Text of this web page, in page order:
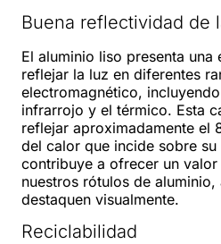
Buena reflectividad de
El aluminio liso presenta
reflejar la luz en diferentes
electromagnético,
infrarrojo y el térmico. Esta
reflejar aproximadamente el
del calor que incide sobre
contribuye a ofrecer un
nuestros rótulos de aluminio,
destaquen visualmente.
Reciclabilidad